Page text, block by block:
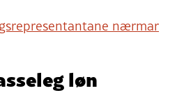
nærmar
løn